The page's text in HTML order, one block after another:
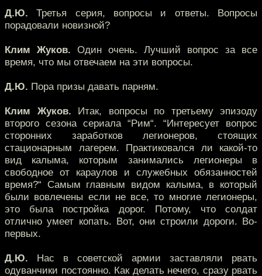
Д.Ю. Третья серия, вопросы и ответы. Вопросы
порадовали новизной?
Клим Жуков. Один очень. Лучший вопрос за все
время, что мы отвечаем на эти вопросы.
Д.Ю. Пора призы давать парням.
Клим Жуков. Итак, вопросы по третьему эпизоду
второго сезона сериала “Рим“. “Интересует вопрос
сторонних заработков легионеров, стоящих
стационарным лагерем. Практиковался ли какой-то
вид калыма, которым занимались легионеры в
свободное от караулов и служебных обязанностей
время?“ Самым главным видом калыма, в который
были вовлечены если не все, то многие легионеры,
это была постройка дорог. Потому, что солдат
отлично умеет копать. Вот, они строили дороги. Во-
первых.
Д.Ю. Нас в советской армии заставляли рвать
одуванчики постоянно. Как делать нечего, сразу рвать